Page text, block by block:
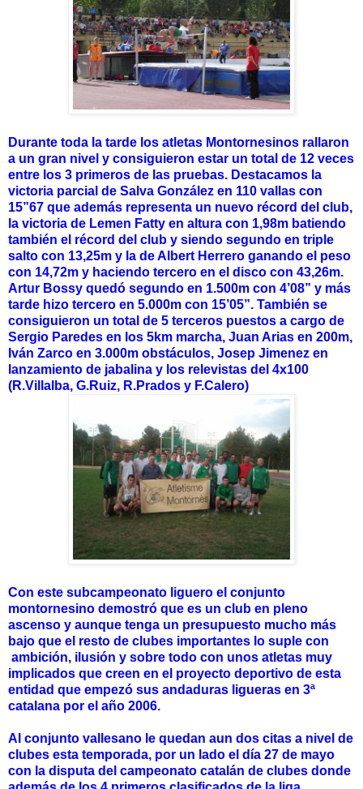
Durante toda la tarde los atletas Montornesinos rallaron
a un gran nivel y consiguieron estar un total de 12 veces
entre los 3 primeros de las pruebas. Destacamos la
victoria parcial de Salva González en 110 vallas con
15”67 que además representa un nuevo récord del club,
la victoria de Lemen Fatty en altura con 1,98m batiendo
también el récord del club y siendo segundo en triple
salto con 13,25m y la de Albert Herrero ganando el peso
con 14,72m y haciendo tercero en el disco con 43,26m.
Artur Bossy quedó segundo en 1.500m con 4’08” y más
tarde hizo tercero en 5.000m con 15’05”. También se
consiguieron un total de 5 terceros puestos a cargo de
Sergio Paredes en los 5km marcha, Juan Arias en 200m,
Iván Zarco en 3.000m obstáculos, Josep Jimenez en
lanzamiento de jabalina y los relevistas del 4x100
(R.Villalba, G.Ruiz, R.Prados y F.Calero)
Con este subcampeonato liguero el conjunto
montornesino demostró que es un club en pleno
ascenso y aunque tenga un presupuesto mucho más
bajo que el resto de clubes importantes lo suple con
ambición, ilusión y sobre todo con unos atletas muy
implicados que creen en el proyecto deportivo de esta
entidad que empezó sus andaduras ligueras en 3ª
catalana por el año 2006.
Al conjunto vallesano le quedan aun dos citas a nivel de
clubes esta temporada, por un lado el día 27 de mayo
con la disputa del campeonato catalán de clubes donde